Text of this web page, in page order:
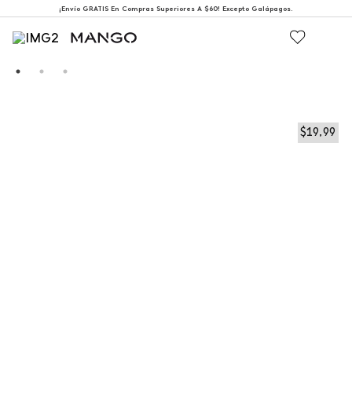
¡Envío GRATIS En Compras Superiores A $60! Excepto Galápagos.
$19,99